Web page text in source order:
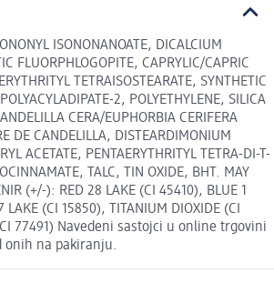
ISONONANOATE, DICALCIUM
FLUORPHLOGOPITE, CAPRYLIC/CAPRIC
TETRAISOSTEARATE, SYNTHETIC
2, POLYETHYLENE, SILICA
CERA/EUPHORBIA CERIFERA
DE CANDELILLA, DISTEARDIMONIUM
ACETATE, PENTAERYTHRITYL TETRA-DI-T-
TALC, TIN OXIDE, BHT. MAY
(+/-): RED 28 LAKE (CI 45410), BLUE 1
LAKE (CI 15850), TITANIUM DIOXIDE (CI
77491) Navedeni sastojci u online trgovini
onih na pakiranju.